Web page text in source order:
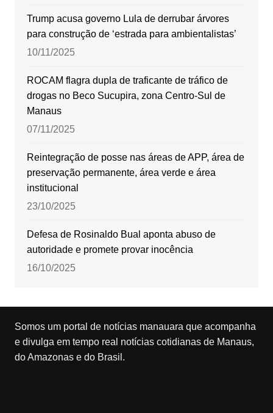
Trump acusa governo Lula de derrubar árvores
para construção de ‘estrada para ambientalistas’
10/11/2025
ROCAM flagra dupla de traficante de tráfico de
drogas no Beco Sucupira, zona Centro-Sul de
Manaus
07/11/2025
Reintegração de posse nas áreas de APP, área de
preservação permanente, área verde e área
institucional
23/10/2025
Defesa de Rosinaldo Bual aponta abuso de
autoridade e promete provar inocência
16/10/2025
Somos um portal de notícias manauara que acompanha
e divulga em tempo real notícias cotidianas de Manaus,
do Amazonas e do Brasil.